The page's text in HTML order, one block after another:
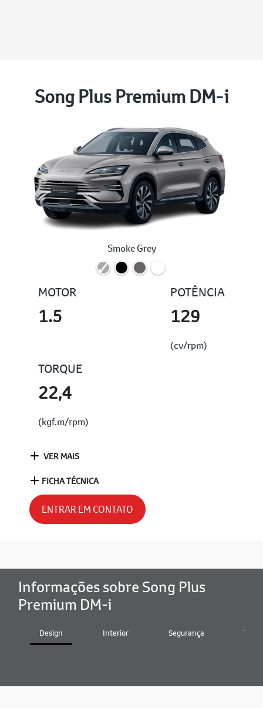
Song Plus Premium DM-i
Smoke Grey
MOTOR
1.5
POTÊNCIA
129
(cv/rpm)
TORQUE
22,4
(kgf.m/rpm)
VER MAIS
FICHA TÉCNICA
ENTRAR EM CONTATO
Informações sobre Song Plus
Premium DM-i
Design Interior Segurança